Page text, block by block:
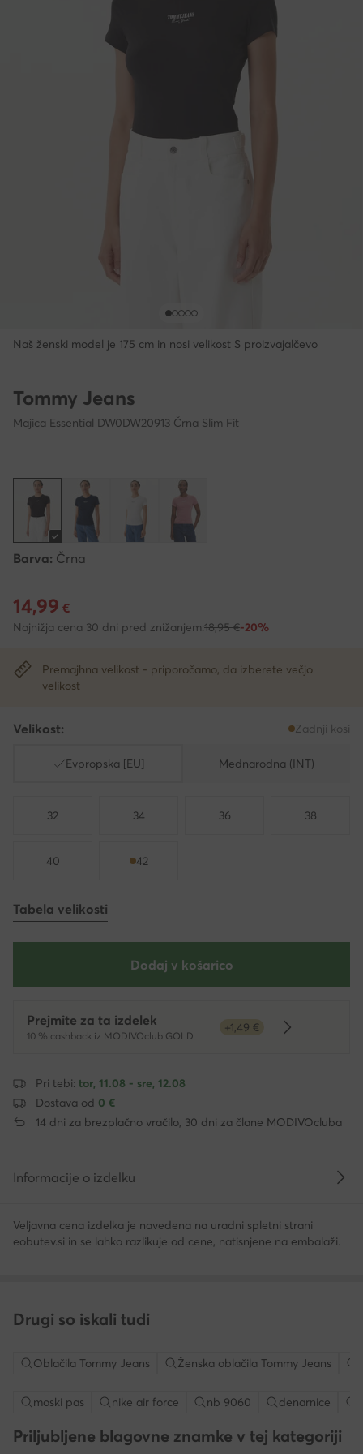
Naš ženski model je 175 cm in nosi velikost S proizvajalčevo
Tommy Jeans
Majica Essential DW0DW20913 Črna Slim Fit
Barva: Črna
Trenutna cena 14,99 €
14,99 €
Najnižja cena 30 dni pred znižanjem:18,95 €-20%
Premajhna velikost - priporočamo, da izberete večjo
velikost
Velikost: Zadnji kosi
Evpropska [EU] Mednarodna (INT)
32 34 36 38
40 42
Tabela velikosti
Dodaj v košarico
Prejmite za ta izdelek
10 % cashback iz MODIVOclub GOLD
+1,49 €
Dowiedz się
Pri tebi: tor, 11.08 - sre, 12.08
Dostava od 0 €
14 dni za brezplačno vračilo, 30 dni za člane MODIVOcluba
Informacije o izdelku
Veljavna cena izdelka je navedena na uradni spletni strani
eobutev.si in se lahko razlikuje od cene, natisnjene na embalaži.
Drugi so iskali tudi
Oblačila Tommy Jeans Ženska oblačila Tommy Jeans
moski pas nike air force nb 9060 denarnice
Priljubljene blagovne znamke v tej kategoriji